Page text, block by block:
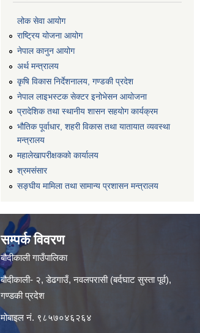
लोक सेवा आयोग
राष्ट्रिय योजना आयोग
नेपाल कानुन आयोग
अर्थ मन्त्रालय
कृषि विकास निर्देशनालय, गण्डकी प्रदेश
नेपाल लाइभस्टक सेक्टर इनोभेसन आयोजना
प्रादेशिक तथा स्थानीय शासन सहयोग कार्यक्रम
भौतिक पूर्वाधार, शहरी विकास तथा यातायात व्यवस्था
मन्त्रालय
महालेखापरीक्षकको कार्यालय
श्रमसंसार
सङ्घीय मामिला तथा सामान्य प्रशासन मन्त्रालय
सम्पर्क विवरण
बौदीकाली गाउँपालिका
बौदीकाली- २, डेढगाउँ, नवलपरासी (बर्दघाट सुस्ता पूर्व),
गण्डकी प्रदेश
मोबाइल नं. ९८५७०४६२६४